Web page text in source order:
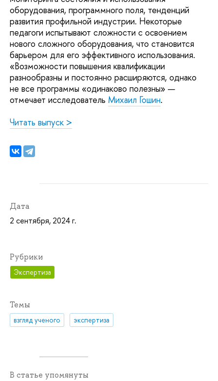
оборудования, программного поля, тенденций
развития профильной индустрии. Некоторые
педагоги испытывают сложности с освоением
нового сложного оборудования, что становится
барьером для его эффективного использования.
«Возможности повышения квалификации
разнообразны и постоянно расширяются, однако
не все программы «одинаково полезны» —
отмечает исследователь Михаил Гошин.
Читать выпуск >
Дата
2 сентября, 2024 г.
Рубрики
Экспертиза
Темы
взгляд ученого экспертиза
В статье упомянуты